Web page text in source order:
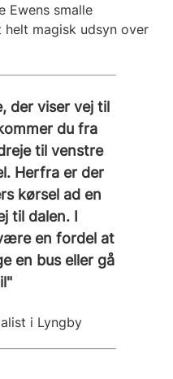
Ewens smalle
magisk udsyn over
der viser vej til
du fra
til venstre
Herfra er der
kørsel ad en
til dalen. I
en fordel at
en bus eller gå
i Lyngby